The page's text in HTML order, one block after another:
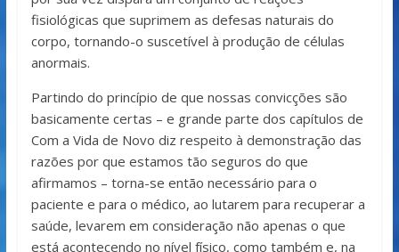
fisiológicas que suprimem as defesas naturais do
corpo, tornando-o suscetível à produção de células
anormais.
Partindo do princípio de que nossas convicções são
basicamente certas – e grande parte dos capítulos de
Com a Vida de Novo diz respeito à demonstração das
razões por que estamos tão seguros do que
afirmamos – torna-se então necessário para o
paciente e para o médico, ao lutarem para recuperar a
saúde, levarem em consideração não apenas o que
está acontecendo no nível físico, como também e, na